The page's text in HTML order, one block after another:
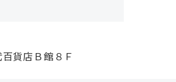
貨店Ｂ館８Ｆ